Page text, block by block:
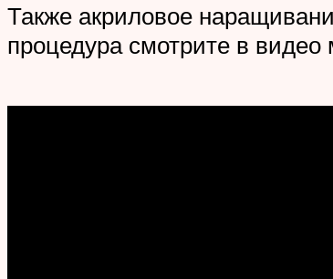
Также акриловое
процедура смотрите в